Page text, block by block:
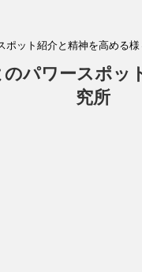
ポット紹介と精神を高める様
のパワースポッ
究所